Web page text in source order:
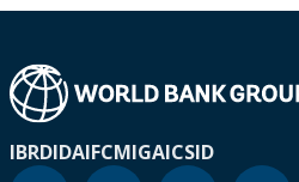
IBRDIDAIFCMIGAICSID